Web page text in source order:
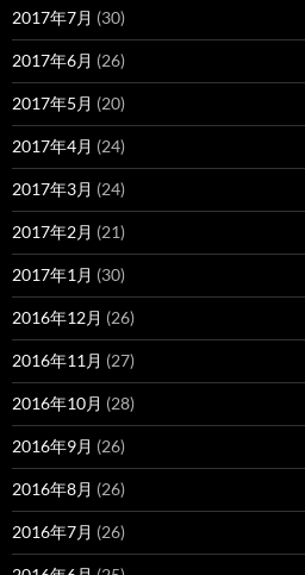
2017年7月 (30)
2017年6月 (26)
2017年5月 (20)
2017年4月 (24)
2017年3月 (24)
2017年2月 (21)
2017年1月 (30)
2016年12月 (26)
2016年11月 (27)
2016年10月 (28)
2016年9月 (26)
2016年8月 (26)
2016年7月 (26)